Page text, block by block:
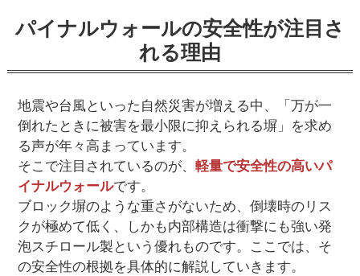
パイナルウォールの安全性が注目さ
れる理由
地震や台風といった自然災害が増える中、「万が一
倒れたときに被害を最小限に抑えられる塀」を求め
る声が年々高まっています。
そこで注目されているのが、 軽量で安全性の高いパ
イナルウォールです。
ブロック塀のような重さがないため、倒壊時のリス
クが極めて低く、しかも内部構造は衝撃にも強い発
泡スチロール製という優れものです。ここでは、そ
の安全性の根拠を具体的に解説していきます。